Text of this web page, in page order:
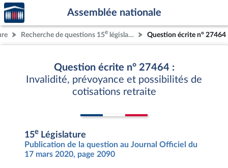
Aller au contenu
Aller en bas de la page
Accèder
à la
page
d'accueil
Assemblée nationale
Recherche de questions 15e législature Question écrite n° 27464
Question écrite n° 27464 :
Invalidité, prévoyance et possibilités de
cotisations retraite
15e Législature
Publication de la question au Journal Officiel du
17 mars 2020, page 2090